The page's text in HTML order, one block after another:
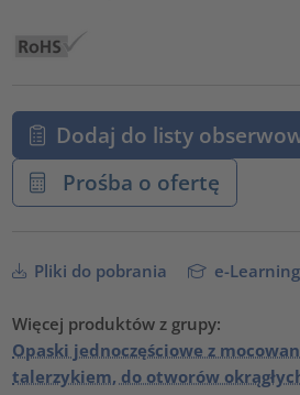
Dodaj do listy
Prośba o ofertę
Pliki do pobrania e-Learning
Więcej produktów z grupy:
Opaski jednoczęściowe z
talerzykiem, do otworów